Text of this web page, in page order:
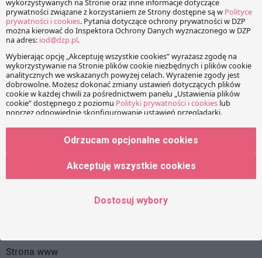
Wiadomość
Strona www
Odrzucam opcjonalne cookies
Akceptuję wszystkie cookies
Dostosuj wybory